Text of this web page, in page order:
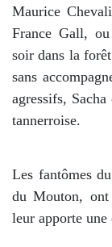
Maurice
France Gall,
soir dans la
sans
agressifs,
tannerroise.
Les fantômes
du Mouton, ont
leur apporte